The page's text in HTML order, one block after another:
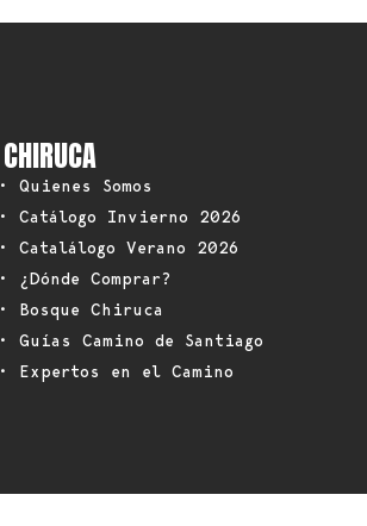
CHIRUCA
• Quienes Somos
• Catálogo Invierno 2026
• Catalálogo Verano 2026
• ¿Dónde Comprar?
• Bosque Chiruca
• Guías Camino de Santiago
• Expertos en el Camino